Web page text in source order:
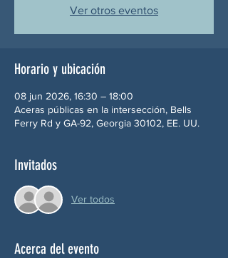
Ver otros eventos
Horario y ubicación
08 jun 2026, 16:30 – 18:00
Aceras públicas en la intersección, Bells
Ferry Rd y GA-92, Georgia 30102, EE. UU.
Invitados
Ver todos
Acerca del evento